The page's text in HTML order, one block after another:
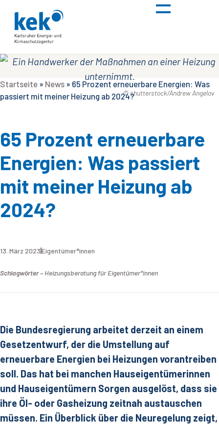
© shutterstock/Andrew Angelov
Startseite » News » 65 Prozent erneuerbare Energien: Was
passiert mit meiner Heizung ab 2024?
65 Prozent erneuerbare
Energien: Was passiert
mit meiner Heizung ab
2024?
13. März 2023Eigentümer*innen
Schlagwörter – Heizungsberatung für Eigentümer*innen
Die Bundesregierung arbeitet derzeit an einem
Gesetzentwurf, der die Umstellung auf
erneuerbare Energien bei Heizungen vorantreiben
soll. Das hat bei manchen Hauseigentümerinnen
und Hauseigentümern Sorgen ausgelöst, dass sie
ihre Öl- oder Gasheizung zeitnah austauschen
müssen. Ein Überblick über die Neuregelung zeigt,